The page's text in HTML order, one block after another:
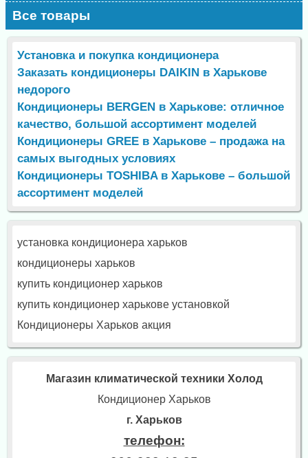
Все товары
Установка и покупка кондиционера
Заказать кондиционеры DAIKIN в Харькове
недорого
Кондиционеры BERGEN в Харькове: отличное
качество, большой ассортимент моделей
Кондиционеры GREE в Харькове – продажа на
самых выгодных условиях
Кондиционеры TOSHIBA в Харькове – большой
ассортимент моделей
установка кондиционера харьков
кондиционеры харьков
купить кондиционер харьков
купить кондиционер харькове установкой
Кондиционеры Харьков акция
Магазин климатической техники Холод
Кондиционер Харьков
г. Харьков
телефон: